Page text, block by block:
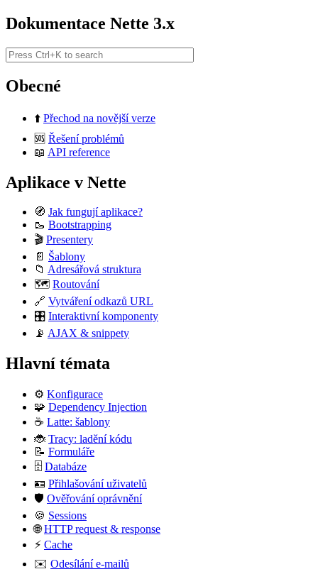
Dokumentace Nette 3.x
Obecné
⬆️ Přechod na novější verze
🆘 Řešení problémů
📖 API reference
Aplikace v Nette
🧭 Jak fungují aplikace?
🥾 Bootstrapping
🎬 Presentery
📄 Šablony
📁 Adresářová struktura
🗺️ Routování
🔗 Vytváření odkazů URL
🎛️ Interaktivní komponenty
📡 AJAX & snippety
Hlavní témata
⚙️ Konfigurace
🧩 Dependency Injection
☕ Latte: šablony
🐞 Tracy: ladění kódu
📝 Formuláře
🗄️ Databáze
🪪 Přihlašování uživatelů
🛡️ Ověřování oprávnění
🍪 Sessions
🌐HTTP request & response
⚡ Cache
✉️ Odesílání e-mailů